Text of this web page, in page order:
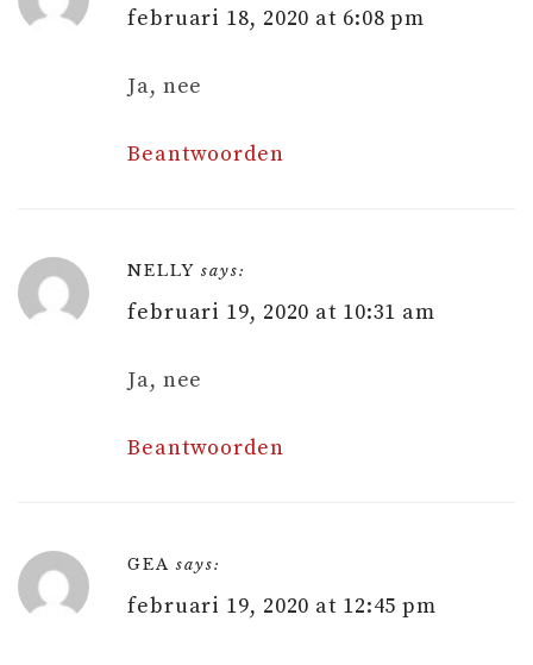
februari 18, 2020 at 6:08 pm
Ja, nee
Beantwoorden
NELLY says:
februari 19, 2020 at 10:31 am
Ja, nee
Beantwoorden
GEA says:
februari 19, 2020 at 12:45 pm